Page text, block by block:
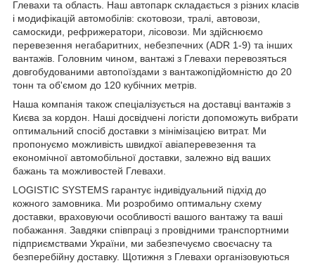
Глевахи та область. Наш автопарк складається з різних класів
і модифікацій автомобілів: скотовози, тралі, автовози,
самоскиди, рефрижератори, лісовози. Ми здійснюємо
перевезення негабаритних, небезпечних (ADR 1-9) та інших
вантажів. Головним чином, вантажі з Глевахи перевозяться
довгобудованими автопоїздами з вантажопідйомністю до 20
тонн та об'ємом до 120 кубічних метрів.
Наша компанія також спеціалізується на доставці вантажів з
Києва за кордон. Наші досвідчені логісти допоможуть вибрати
оптимальний спосіб доставки з мінімізацією витрат. Ми
пропонуємо можливість швидкої авіаперевезення та
економічної автомобільної доставки, залежно від ваших
бажань та можливостей Глевахи.
LOGISTIC SYSTEMS гарантує індивідуальний підхід до
кожного замовника. Ми розробимо оптимальну схему
доставки, враховуючи особливості вашого вантажу та ваші
побажання. Завдяки співпраці з провідними транспортними
підприємствами України, ми забезпечуємо своєчасну та
безперебійну доставку. Щотижня з Глевахи організовуються